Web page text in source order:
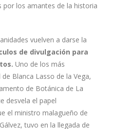
por los amantes de la historia
vuelven a darse la
de divulgación para
Uno de los más
Blanca Lasso de la Vega,
de Botánica de La
desvela el papel
el ministro malagueño de
tuvo en la llegada de